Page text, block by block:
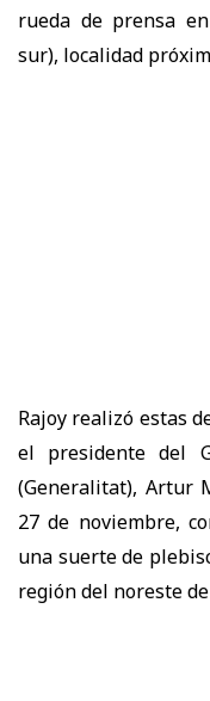
rueda de prensa
sur), localidad
Rajoy realizó estas
el presidente del
(Generalitat), Artur
27 de noviembre,
una suerte de
región del noreste de